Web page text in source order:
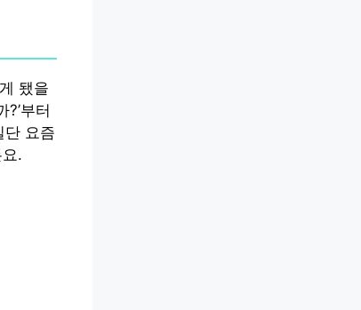
됐을
부터
단 요즘
.